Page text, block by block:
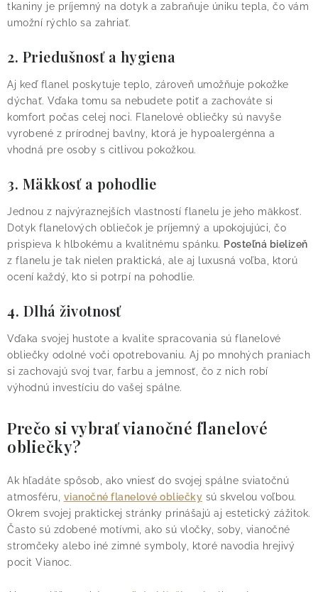
tkaniny je príjemný na dotyk a zabraňuje úniku tepla, čo vám
umožní rýchlo sa zahriať.
2. Priedušnosť a hygiena
Aj keď flanel poskytuje teplo, zároveň umožňuje pokožke
dýchať. Vďaka tomu sa nebudete potiť a zachováte si
komfort počas celej noci. Flanelové obliečky sú navyše
vyrobené z prírodnej bavlny, ktorá je hypoalergénna a
vhodná pre osoby s citlivou pokožkou.
3. Mäkkosť a pohodlie
Jednou z najvýraznejších vlastností flanelu je jeho mäkkosť.
Dotyk flanelových obliečok je príjemný a upokojujúci, čo
prispieva k hlbokému a kvalitnému spánku. Posteľná bielizeň
z flanelu je tak nielen praktická, ale aj luxusná voľba, ktorú
ocení každý, kto si potrpí na pohodlie.
4. Dlhá životnosť
Vďaka svojej hustote a kvalite spracovania sú flanelové
obliečky odolné voči opotrebovaniu. Aj po mnohých praniach
si zachovajú svoj tvar, farbu a jemnosť, čo z nich robí
výhodnú investíciu do vašej spálne.
Prečo si vybrať vianočné flanelové
obliečky?
Ak hľadáte spôsob, ako vniesť do svojej spálne sviatočnú
atmosféru, vianočné flanelové obliečky sú skvelou voľbou.
Okrem svojej praktickej stránky prinášajú aj estetický zážitok.
Často sú zdobené motívmi, ako sú vločky, soby, vianočné
stromčeky alebo iné zimné symboly, ktoré navodia hrejivý
pocit Vianoc.